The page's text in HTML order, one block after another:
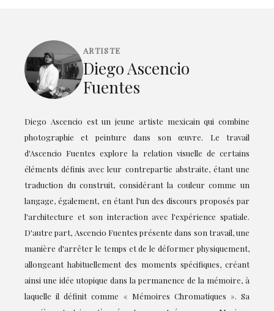
ARTISTE
Diego Ascencio
Fuentes
Diego Ascencio est un jeune artiste mexicain qui combine
photographie et peinture dans son œuvre. Le travail
d'Ascencio Fuentes explore la relation visuelle de certains
éléments définis avec leur contrepartie abstraite, étant une
traduction du construit, considérant la couleur comme un
langage, également, en étant l'un des discours proposés par
l'architecture et son interaction avec l'expérience spatiale.
D'autre part, Ascencio Fuentes présente dans son travail, une
manière d'arrêter le temps et de le déformer physiquement,
allongeant habituellement des moments spécifiques, créant
ainsi une idée utopique dans la permanence de la mémoire, à
laquelle il définit comme « Mémoires Chromatiques ». Sa